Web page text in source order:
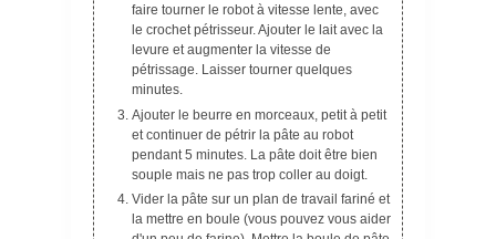
faire tourner le robot à vitesse lente, avec
le crochet pétrisseur. Ajouter le lait avec la
levure et augmenter la vitesse de
pétrissage. Laisser tourner quelques
minutes.
Ajouter le beurre en morceaux, petit à petit
et continuer de pétrir la pâte au robot
pendant 5 minutes. La pâte doit être bien
souple mais ne pas trop coller au doigt.
Vider la pâte sur un plan de travail fariné et
la mettre en boule (vous pouvez vous aider